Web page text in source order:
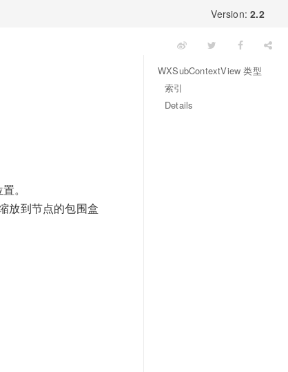
WXSubContextView 类型
索引
Details
Version:2.2
。
放到节点的包围盒